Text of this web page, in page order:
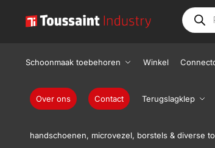
Schoonmaak toebehoren Winkel
Over ons Contact Terugslagklep
handschoenen, microvezel, borstels & diverse